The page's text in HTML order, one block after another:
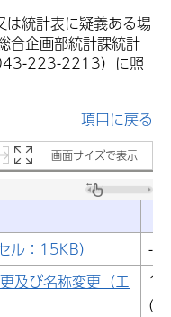
は統計表に疑義ある場
合企画部統計課統計
223-2213）に照
項目に戻る
画面サイズで表示
ル：15KB）
-
及び名称変更（エ
(